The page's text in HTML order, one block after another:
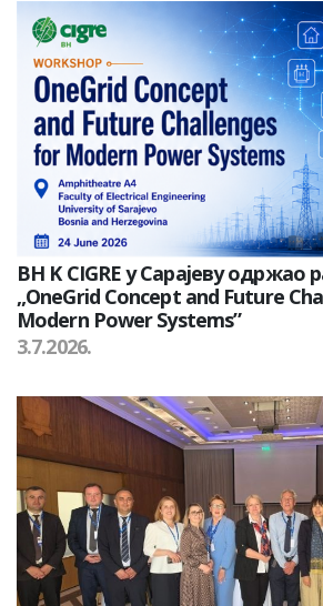
BH K CIGRE у Сарајеву одржао
„OneGrid Concept and Future
Modern Power Systems”
3.7.2026.